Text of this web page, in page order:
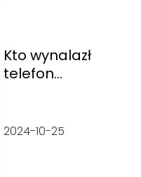
Kto wynalazł
telefon
ciekawostki
2024-10-25